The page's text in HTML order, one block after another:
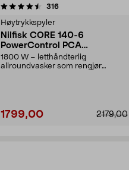
316anmeldelser
Høytrykkspyler
Nilfisk CORE 140-6
PowerControl PCA
høytrykkspyler
1800 W – letthåndterlig
allroundvasker som rengjør
1799,00 2179,00
4.0 av 5 stjerner